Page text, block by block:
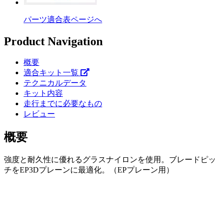
パーツ適合表ページへ
Product Navigation
概要
適合キット一覧
テクニカルデータ
キット内容
走行までに必要なもの
レビュー
概要
強度と耐久性に優れるグラスナイロンを使用。ブレードピッ
チをEP3Dプレーンに最適化。（EPプレーン用）